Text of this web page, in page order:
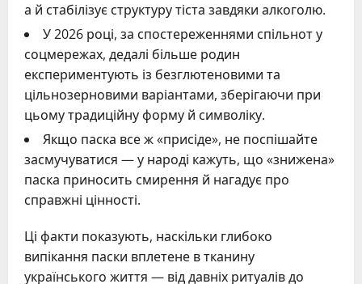
а й стабілізує структуру тіста завдяки алкоголю.
У 2026 році, за спостереженнями спільнот у
соцмережах, дедалі більше родин
експериментують із безглютеновими та
цільнозерновими варіантами, зберігаючи при
цьому традиційну форму й символіку.
Якщо паска все ж «присіде», не поспішайте
засмучуватися — у народі кажуть, що «знижена»
паска приносить смирення й нагадує про
справжні цінності.
Ці факти показують, наскільки глибоко
випікання паски вплетене в тканину
українського життя — від давніх ритуалів до